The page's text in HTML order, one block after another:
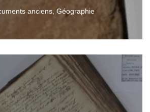
anciens, Géographie